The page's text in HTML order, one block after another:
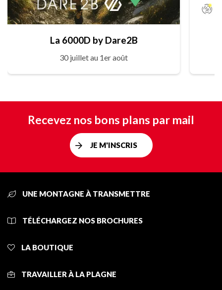
La 6000D by Dare2B
30 juillet au 1er août
Recevez nos bons plans par mail
JE M'INSCRIS
UNE MONTAGNE À TRANSMETTRE
TÉLÉCHARGEZ NOS BROCHURES
LA BOUTIQUE
TRAVAILLER À LA PLAGNE